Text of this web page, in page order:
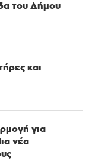
του Δήμου
και
για
νέα